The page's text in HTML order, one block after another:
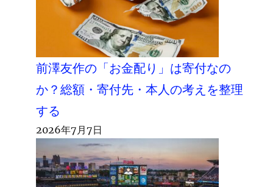
前澤友作の「お金配り」は寄付なの
か？総額・寄付先・本人の考えを整理
する
2026年7月7日